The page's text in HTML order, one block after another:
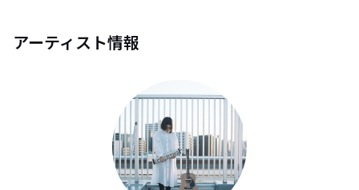
アーティスト情報